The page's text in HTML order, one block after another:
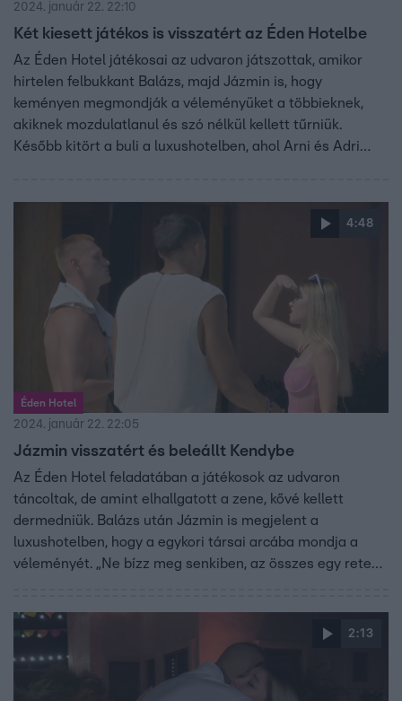
2024. január 22. 22:10
Két kiesett játékos is visszatért az Éden Hotelbe
Az Éden Hotel játékosai az udvaron játszottak, amikor
hirtelen felbukkant Balázs, majd Jázmin is, hogy
keményen megmondják a véleményüket a többieknek,
akiknek mozdulatlanul és szó nélkül kellett tűrniük.
Később kitört a buli a luxushotelben, ahol Arni és Adri
4:48
Éden Hotel
2024. január 22. 22:05
Jázmin visszatért és beleállt Kendybe
Az Éden Hotel feladatában a játékosok az udvaron
táncoltak, de amint elhallgatott a zene, kővé kellett
dermedniük. Balázs után Jázmin is megjelent a
luxushotelben, hogy a egykori társai arcába mondja a
véleményét. „Ne bízz meg senkiben, az összes egy retek,
akiknek rezzenéstelenül kellett tűrniük a sértett lány2:13